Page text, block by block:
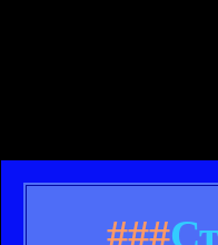
###